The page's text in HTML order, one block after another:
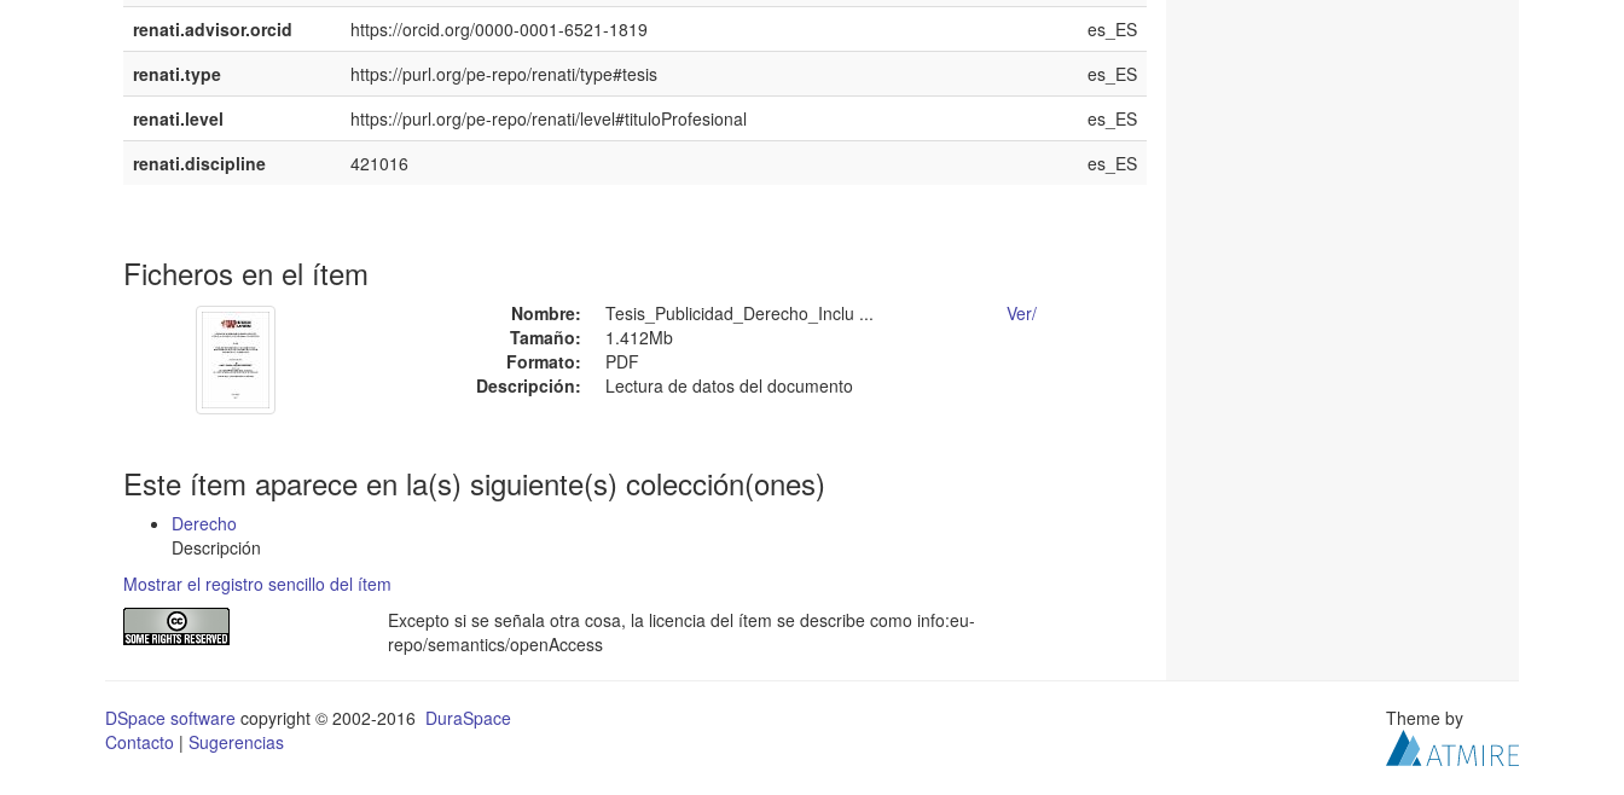
renati.advisor.orcid
https://orcid.org/0000-0001-6521-1819
es_ES
renati.type
https://purl.org/pe-repo/renati/type#tesis
es_ES
renati.level
https://purl.org/pe-repo/renati/level#tituloProfesional
es_ES
renati.discipline
421016 es_ES
Ficheros en el ítem
Nombre:
Tesis_Publicidad_Derecho_Inclu ...
Tamaño:
1.412Mb
Formato:
PDF
Descripción:
Lectura de datos del documento
Ver/
Este ítem aparece en la(s) siguiente(s) colección(ones)
Derecho
Descripción
Mostrar el registro sencillo del ítem
Excepto si se señala otra cosa, la licencia del ítem se describe como info:eu-
repo/semantics/openAccess
DSpace software copyright © 2002-2016 DuraSpace
Contacto | Sugerencias
Theme by